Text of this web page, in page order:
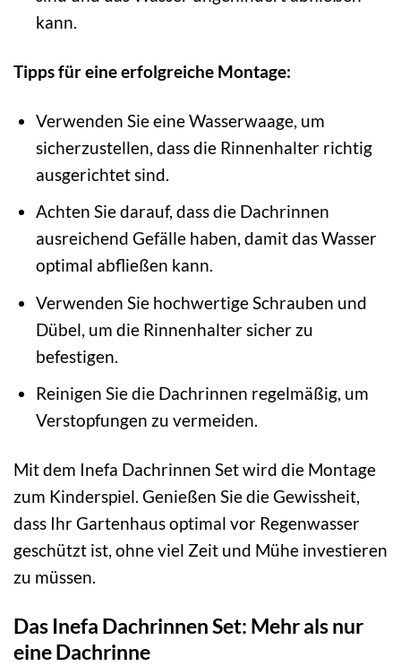
kann.
Tipps für eine erfolgreiche Montage:
Verwenden Sie eine Wasserwaage, um
sicherzustellen, dass die Rinnenhalter richtig
ausgerichtet sind.
Achten Sie darauf, dass die Dachrinnen
ausreichend Gefälle haben, damit das Wasser
optimal abfließen kann.
Verwenden Sie hochwertige Schrauben und
Dübel, um die Rinnenhalter sicher zu
befestigen.
Reinigen Sie die Dachrinnen regelmäßig, um
Verstopfungen zu vermeiden.
Mit dem Inefa Dachrinnen Set wird die Montage
zum Kinderspiel. Genießen Sie die Gewissheit,
dass Ihr Gartenhaus optimal vor Regenwasser
geschützt ist, ohne viel Zeit und Mühe investieren
zu müssen.
Das Inefa Dachrinnen Set: Mehr als nur
eine Dachrinne